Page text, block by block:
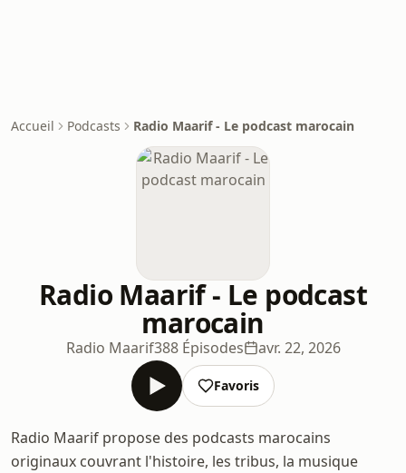
Accueil Podcasts Radio Maarif - Le podcast marocain
Radio Maarif - Le podcast
marocain
Radio Maarif388 Épisodes avr. 22, 2026
Favoris
Radio Maarif propose des podcasts marocains
originaux couvrant l'histoire, les tribus, la musique